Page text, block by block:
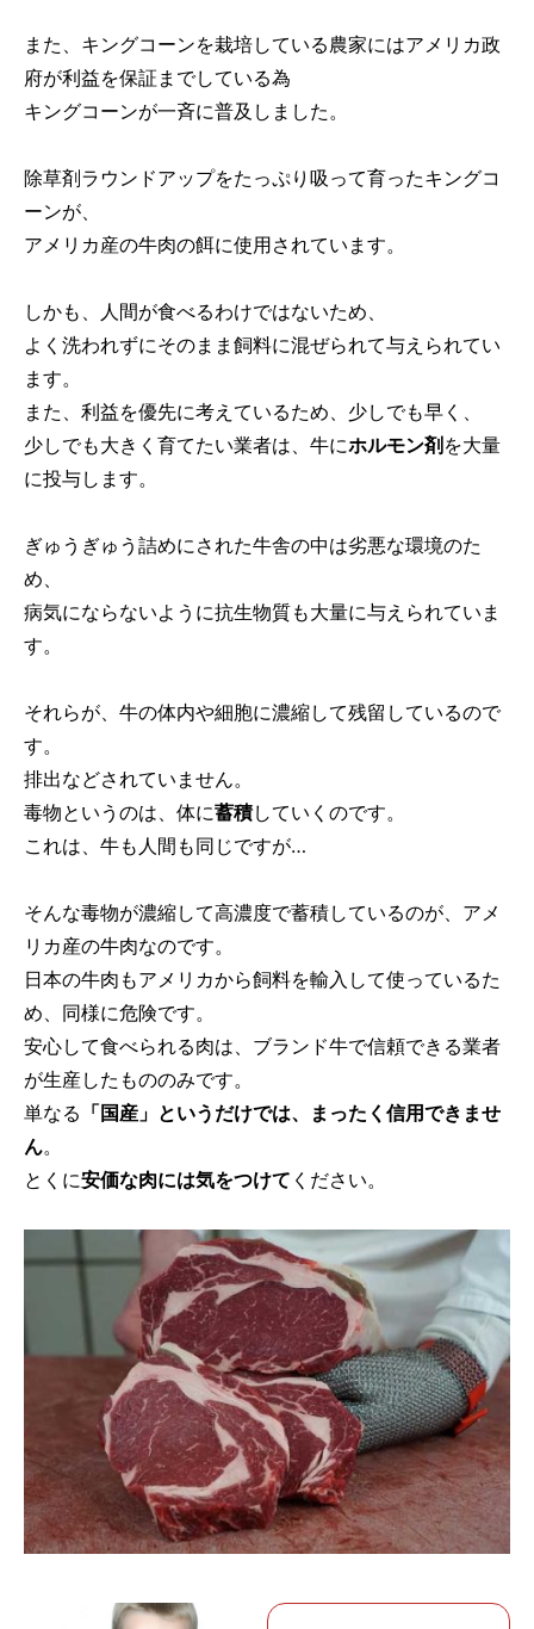
また、キングコーンを栽培している農家にはアメリカ政
府が利益を保証までしている為
キングコーンが一斉に普及しました。
除草剤ラウンドアップをたっぷり吸って育ったキングコ
ーンが、
アメリカ産の牛肉の餌に使用されています。
しかも、人間が食べるわけではないため、
よく洗われずにそのまま飼料に混ぜられて与えられてい
ます。
また、利益を優先に考えているため、少しでも早く、
少しでも大きく育てたい業者は、牛にホルモン剤 を大量
に投与します。
ぎゅうぎゅう詰めにされた牛舎の中は劣悪な環境のた
め、
病気にならないように抗生物質も大量に与えられていま
す。
それらが、牛の体内や細胞に濃縮して残留しているので
す。
排出などされていません。
毒物というのは、体に蓄積していくのです。
これは、牛も人間も同じですが…
そんな毒物が濃縮して高濃度で蓄積しているのが、アメ
リカ産の牛肉なのです。
日本の牛肉もアメリカから飼料を輸入して使っているた
め、同様に危険です。
安心して食べられる肉は、ブランド牛で信頼できる業者
が生産したもののみです。
単なる 「国産」というだけでは、まったく信用できませ
ん。
とくに安価な肉には気をつけて ください。